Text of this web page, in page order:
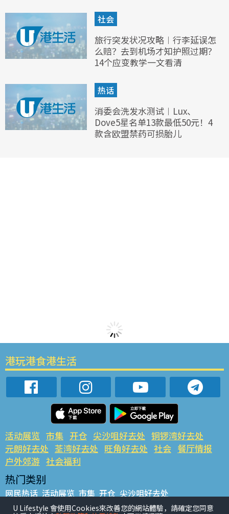
社会
旅行突发状况攻略︱行李延误怎
么赔？去到机场才知护照过期？
14个应变教学一文看清
热话
消委会洗发水测试︱Lux、
Dove5星名单13款最低50元！4
款含欧盟禁药可损胎儿
港玩港食港生活
活动展览 市集 开仓 尖沙咀好去处 铜锣湾好去处
元朗好去处 荃湾好去处 旺角好去处 社会 餐厅情报
户外郊游 社会福利
热门类别
网民热话 活动展览 市集 开仓 尖沙咀好去处
铜锣湾好去处 元朗好去处 荃湾好去处 旺角好去处 社会
U Lifestyle 會使用Cookies來改善您的網站體驗，請確定您同意